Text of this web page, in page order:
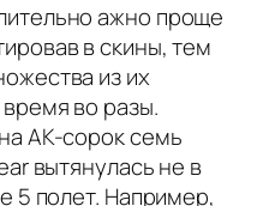
ажно проще
в скины, тем
из их
во разы.
AK-сорок семь
вытянулась не в
5 полет. Например,